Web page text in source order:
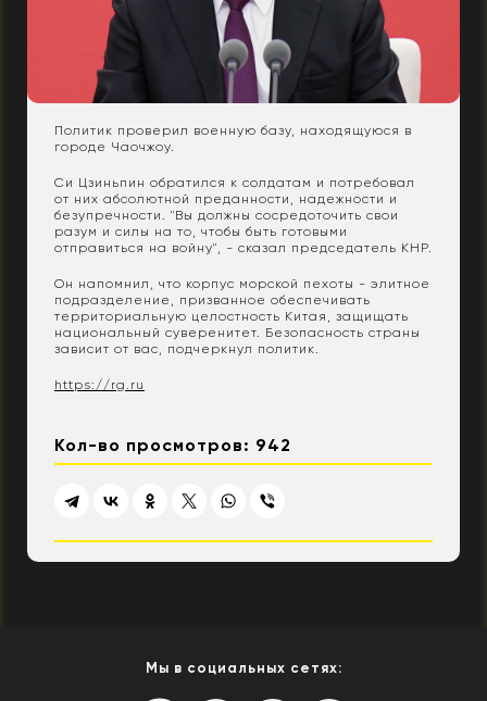
Политик проверил военную базу, находящуюся в
городе Чаочжоу.
Си Цзиньпин обратился к солдатам и потребовал
от них абсолютной преданности, надежности и
безупречности. "Вы должны сосредоточить свои
разум и силы на то, чтобы быть готовыми
отправиться на войну", - сказал председатель КНР.
Он напомнил, что корпус морской пехоты - элитное
подразделение, призванное обеспечивать
территориальную целостность Китая, защищать
национальный суверенитет. Безопасность страны
зависит от вас, подчеркнул политик.
https://rg.ru
Кол-во просмотров: 942
Мы в социальных сетях: